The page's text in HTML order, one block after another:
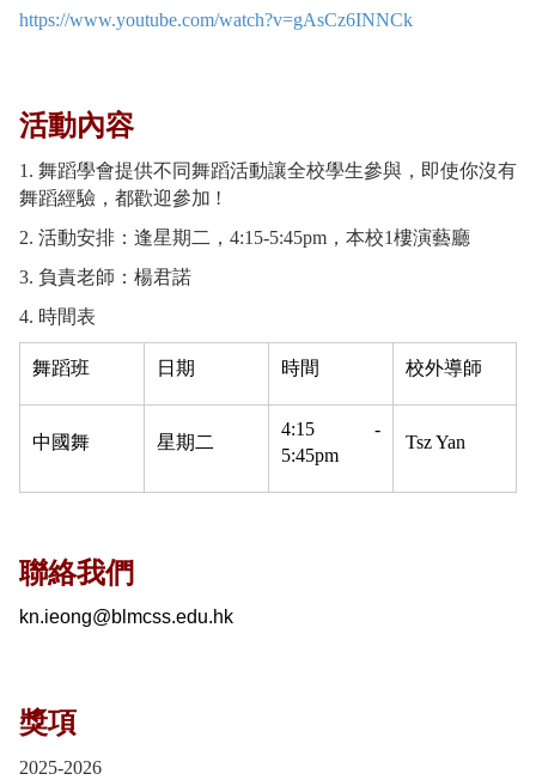
https://www.youtube.com/watch?v=gAsCz6INNCk
活動內容
1. 舞蹈學會提供不同舞蹈活動讓全校學生參與，即使你沒有
舞蹈經驗，都歡迎參加 !
2. 活動安排：逢星期二，4:15-5:45pm，本校1樓演藝廳
3. 負責老師：楊君諾
4. 時間表
舞蹈班 日期 時間 校外導師
中國舞 星期二
4:15 -
5:45pm
Tsz Yan
聯絡我們
kn.ieong@blmcss.edu.hk
獎項
2025-2026